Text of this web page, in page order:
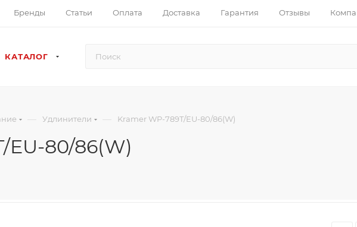
Бренды Статьи Оплата Доставка Гарантия Отзывы
КАТАЛОГ
— Удлинители — Kramer WP-789T/EU-80/86(W)
EU-80/86(W)